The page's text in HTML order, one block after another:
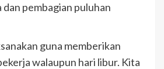
pembagian puluhan
guna memberikan
walaupun hari libur. Kita